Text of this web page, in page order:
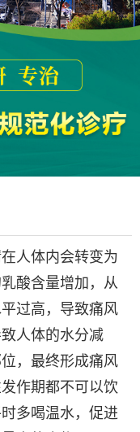
人体内会转变为
酸含量增加，从
过高，导致痛风
人体的水分减
，最终形成痛风
作期都不可以饮
多喝温水，促进